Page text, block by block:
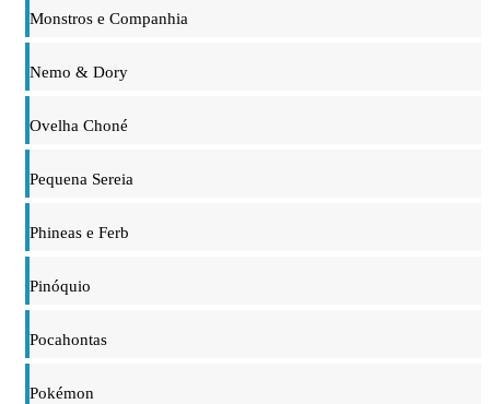
Monstros e Companhia
Nemo & Dory
Ovelha Choné
Pequena Sereia
Phineas e Ferb
Pinóquio
Pocahontas
Pokémon